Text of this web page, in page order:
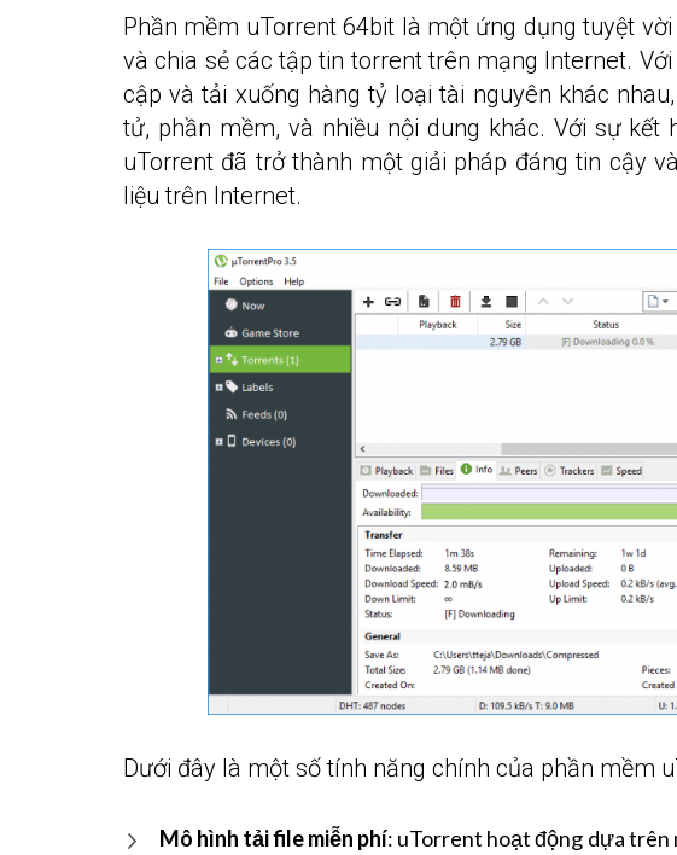
Phần mềm uTorrent 64bit là một ứng dụng tuyệt
và chia sẻ các tập tin torrent trên mạng Internet.
cập và tải xuống hàng tỷ loại tài nguyên khác
tử, phần mềm, và nhiều nội dung khác. Với sự
uTorrent đã trở thành một giải pháp đáng tin cậy
liệu trên Internet.
Dưới đây là một số tính năng chính của phần mềm
Mô hình tải file miễn phí: uTorrent hoạt động dựa trên